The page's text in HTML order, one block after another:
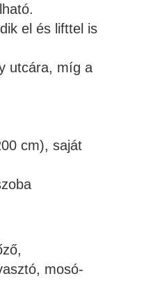
.
el és lifttel is
utcára, míg a
cm), saját
mosó-